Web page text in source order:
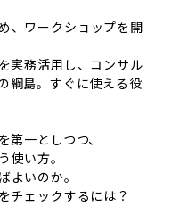
、ワークショップを開
実務活用し、コンサル
綱島。すぐに使える役
一としつつ、
使い方。
よいのか。
チェックするには？